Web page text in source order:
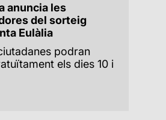
anuncia les
del sorteig
Eulàlia
podran
els dies 10 i